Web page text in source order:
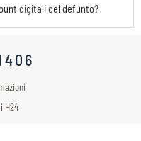
digitali del defunto?
H24